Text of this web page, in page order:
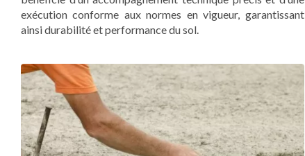
exécution conforme aux normes en vigueur, garantissant
ainsi durabilité et performance du sol.